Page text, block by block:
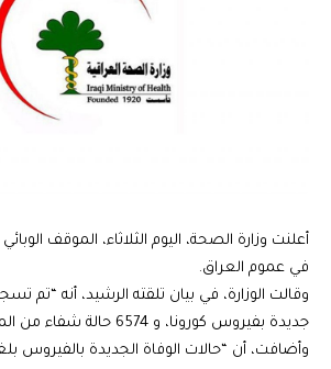
أعلنت وزارة الصحة، اليوم الثلاثاء، الموقف
في عموم العراق.
جديدة بفيروس كورونا، و 6574 حالة شفاء من المرض”.